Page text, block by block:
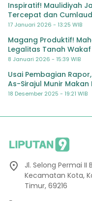
Inspiratif! Maulidiyah
Tercepat dan
17 Januari 2026 - 13:25 WIB
Magang Produktif!
Legalitas Tanah
8 Januari 2026 - 15:39 WIB
Usai Pembagian
As-Sirajul Munir
Semester
18 Desember 2025 - 19:21 WIB
Jl. Selong Permai II
Kecamatan Kota,
Timur, 69216